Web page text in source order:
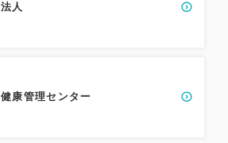
法人
健康管理センター